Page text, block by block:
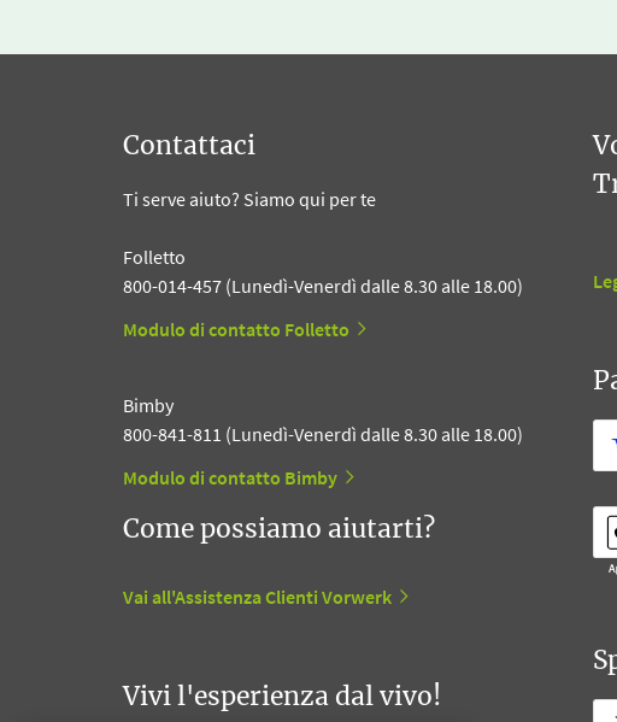
Contattaci
Ti serve aiuto? Siamo qui per te
Folletto
800-014-457 (Lunedì-Venerdì dalle 8.30 alle 18.00)
Modulo di contatto Folletto
Bimby
800-841-811 (Lunedì-Venerdì dalle 8.30 alle 18.00)
Modulo di contatto Bimby
Come possiamo aiutarti?
Vai all'Assistenza Clienti Vorwerk
Vivi l'esperienza dal vivo!